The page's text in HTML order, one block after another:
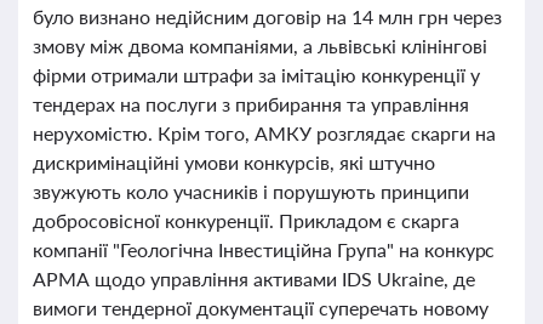
було визнано недійсним договір на 14 млн грн через
змову між двома компаніями, а львівські клінінгові
фірми отримали штрафи за імітацію конкуренції у
тендерах на послуги з прибирання та управління
нерухомістю. Крім того, АМКУ розглядає скарги на
дискримінаційні умови конкурсів, які штучно
звужують коло учасників і порушують принципи
добросовісної конкуренції. Прикладом є скарга
компанії "Геологічна Інвестиційна Група" на конкурс
АРМА щодо управління активами IDS Ukraine, де
вимоги тендерної документації суперечать новому